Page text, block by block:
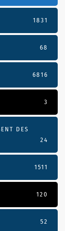
1831
68
6816
3
DES
24
1511
120
52